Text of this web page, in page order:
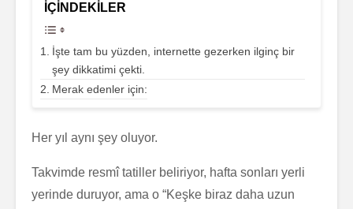
İÇINDEKILER
İşte tam bu yüzden, internette gezerken ilginç bir
şey dikkatimi çekti.
Merak edenler için:
Her yıl aynı şey oluyor.
Takvimde resmî tatiller beliriyor, hafta sonları yerli
yerinde duruyor, ama o “Keşke biraz daha uzun